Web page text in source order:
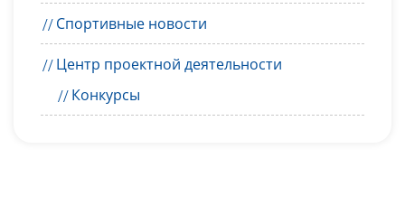
Спортивные новости
Центр проектной деятельности
Конкурсы